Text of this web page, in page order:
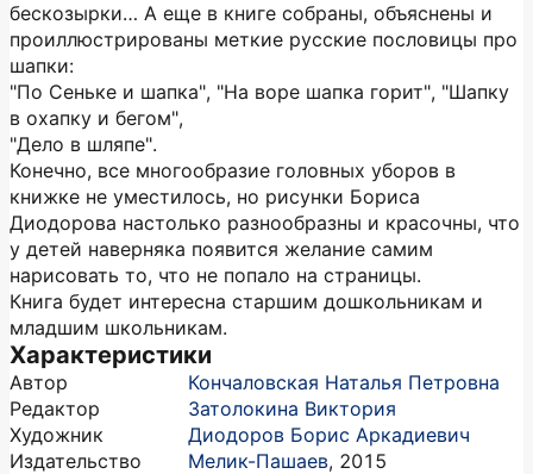
бескозырки… А еще в книге собраны, объяснены и
проиллюстрированы меткие русские пословицы про
шапки:
"По Сеньке и шапка", "На воре шапка горит", "Шапку
в охапку и бегом",
"Дело в шляпе".
Конечно, все многообразие головных уборов в
книжке не уместилось, но рисунки Бориса
Диодорова настолько разнообразны и красочны, что
у детей наверняка появится желание самим
нарисовать то, что не попало на страницы.
Книга будет интересна старшим дошкольникам и
младшим школьникам.
Характеристики
Автор
Кончаловская Наталья Петровна
Редактор
Затолокина Виктория
Художник
Диодоров Борис Аркадиевич
Издательство
Мелик-Пашаев, 2015